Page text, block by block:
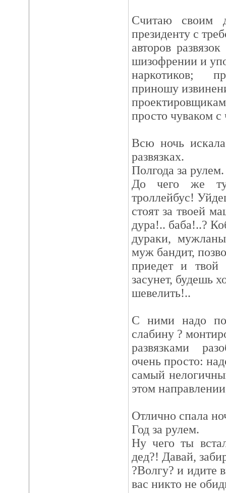
Считаю своим
президенту с
авторов
шизофрении и
наркотиков;
приношу
просто чуваком
Всю ночь
развязках.
Полгода за рулем.
До чего же
троллейбус!
стоят за твоей
дура!.. баба!..?
дураки,
муж бандит,
приедет и твой
засунет, будешь
шевелить!..
С ними надо
слабину ?
развязками
очень просто:
самый
этом
Отлично спала
Год за рулем.
Ну чего ты
дед?! Давай,
?Волгу? и идите
вас никто не